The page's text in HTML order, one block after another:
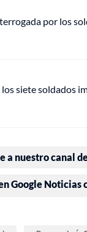
por los
siete soldados
a nuestro canal
Google Noticias